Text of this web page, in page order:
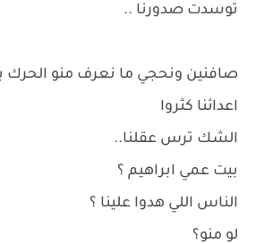
توسدت صدورنا ..
صافنين ونحجي ما نعرف منو الحرك
اعدائنا كثروا
الشك ترس عقلنا..
بيت عمي ابراهيم ؟
الناس اللي هدوا علينا ؟
لو منو؟